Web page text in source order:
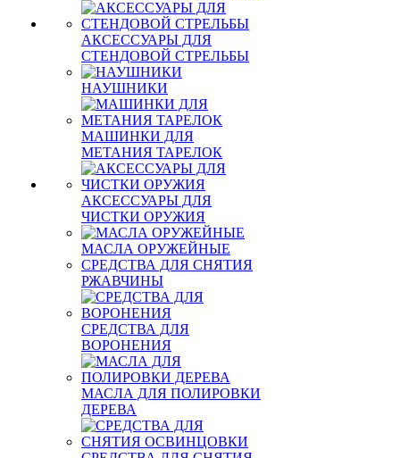
АКСЕССУАРЫ ДЛЯ
СТЕНДОВОЙ СТРЕЛЬБЫ
НАУШНИКИ
МАШИНКИ ДЛЯ
МЕТАНИЯ ТАРЕЛОК
АКСЕССУАРЫ ДЛЯ
ЧИСТКИ ОРУЖИЯ
МАСЛА ОРУЖЕЙНЫЕ
СРЕДСТВА ДЛЯ СНЯТИЯ
РЖАВЧИНЫ
СРЕДСТВА ДЛЯ
ВОРОНЕНИЯ
МАСЛА ДЛЯ ПОЛИРОВКИ
ДЕРЕВА